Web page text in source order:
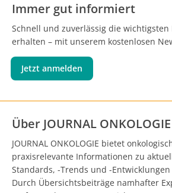
Immer gut informiert
Schnell und zuverlässig die
erhalten – mit unserem kostenlosen
Jetzt anmelden
Über JOURNAL ONKOLOGIE
JOURNAL ONKOLOGIE bietet
praxisrelevante Informationen zu
Standards, -Trends und -
Durch Übersichtsbeiträge namhafter